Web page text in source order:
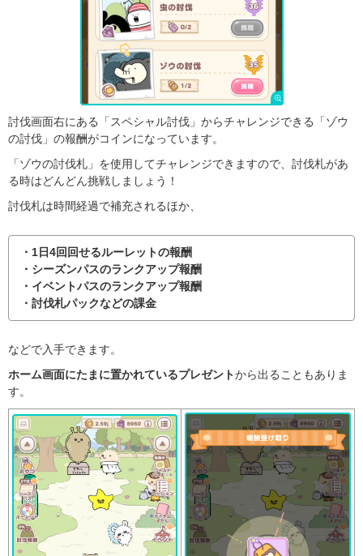
討伐画面右にある「スペシャル討伐」からチャレンジできる「ゾウ
の討伐」の報酬がコインになっています。
「ゾウの討伐札」を使用してチャレンジできますので、討伐札があ
る時はどんどん挑戦しましょう！
討伐札は時間経過で補充されるほか、
・1日4回回せるルーレットの報酬
・シーズンパスのランクアップ報酬
・イベントパスのランクアップ報酬
・討伐札パックなどの課金
などで入手できます。
ホーム画面にたまに置かれているプレゼントから出ることもありま
す。